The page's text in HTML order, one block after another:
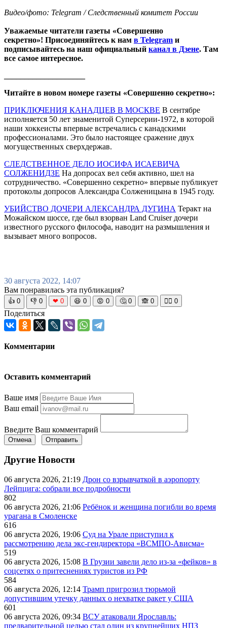
Видео/фото: Telegram / Следственный комитет России
Уважаемые читатели газеты «Совершенно
секретно»! Присоединяйтесь к нам в Telegram и
подписывайтесь на наш официальный канал в Дзене. Там
все самое интересное.
Читайте в новом номере газеты «Совершенно секретно»:
ПРИКЛЮЧЕНИЯ КАНАДЦЕВ В МОСКВЕ В сентябре
исполняется 50 лет знаменитой Суперсерии-1972, в которой
наши хоккеисты впервые встречались с канадскими
профессионалами. Это было настоящее сражение двух
могущественных сверхдержав.
СЛЕДСТВЕННОЕ ДЕЛО ИОСИФА ИСАЕВИЧА
СОЛЖЕНИДЗЕ На допросах вел себя активно, шел на
сотрудничество. «Совершенно секретно» впервые публикует
протоколы допросов Александра Солженицына в 1945 году.
УБИЙСТВО ДОЧЕРИ АЛЕКСАНДРА ДУГИНА Теракт на
Можайском шоссе, где был взорван Land Cruiser дочери
известного русского философа, наводит на размышления и
вызывает много вопросов.
30 августа 2022, 14:07
Вам понравилась эта публикация?
👍 0 👎 0 ❤ 0 😆 0 😡 0 🤔 0 🙈 0 🧘‍♀️ 0
Поделиться
Комментарии
Оставить комментарий
Ваше имя
Ваш email
Введите Ваш комментарий
Отмена Отправить
Другие Новости
06 августа 2026, 21:19 Дрон со взрывчаткой в аэропорту
Лейпцига: собрали все подробности
802
06 августа 2026, 21:06 Ребёнок и женщина погибли во время
урагана в Смоленске
616
06 августа 2026, 19:06 Суд на Урале приступил к
рассмотрению дела экс-гендиректора «ВСМПО-Ависма»
519
06 августа 2026, 15:08 В Грузии завели дело из-за «фейков» в
соцсетях о притеснениях туристов из РФ
584
06 августа 2026, 12:14 Трамп пригрозил тюрьмой
допустившим утечку данных о нехватке ракет у США
601
06 августа 2026, 09:34 ВСУ атаковали Ярославль:
предварительной целью стал один из крупнейших НПЗ